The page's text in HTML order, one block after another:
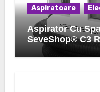
Aspiratoare
Aspirator Cu
SeveShop® C3